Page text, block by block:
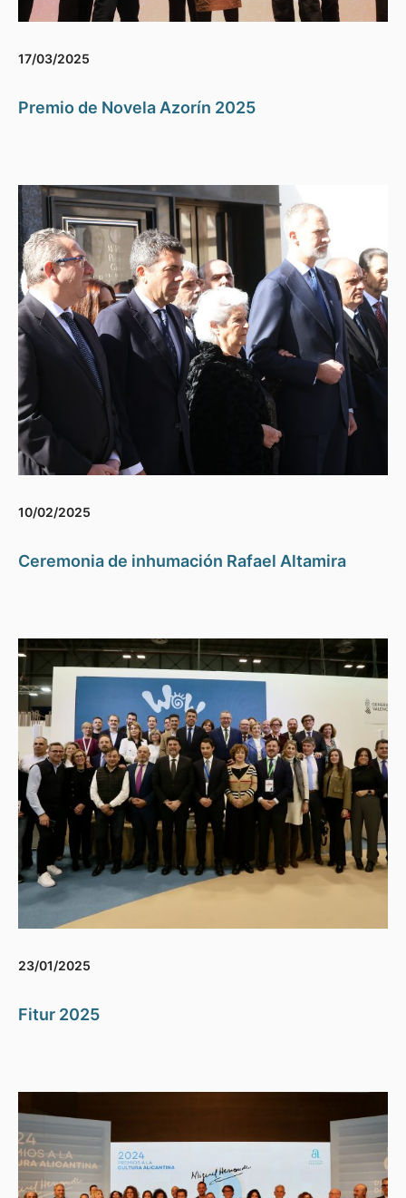
17/03/2025
Premio de Novela Azorín 2025
10/02/2025
Ceremonia de inhumación Rafael Altamira
23/01/2025
Fitur 2025